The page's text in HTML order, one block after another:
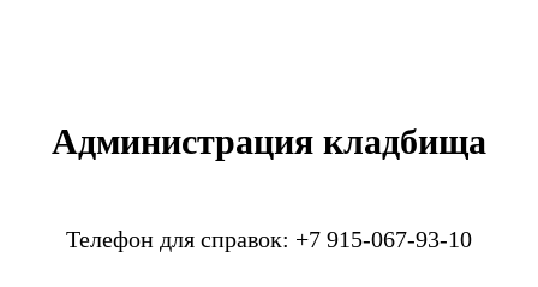
Администрация кладбища
Телефон для справок: +7 915-067-93-10